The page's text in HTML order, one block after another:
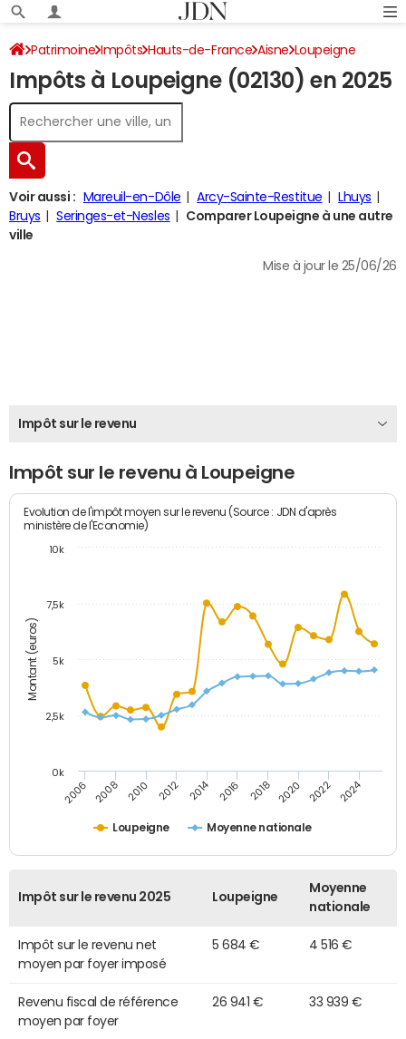
Patrimoine Impôts Hauts-de-France Aisne Loupeigne
Impôt sur le revenu
Impôts à Loupeigne (02130) en 2025
Voir aussi : Mareuil-en-Dôle Arcy-Sainte-Restitue
Lhuys
Bruys
Seringes-et-Nesles
Comparer Loupeigne à une autre
ville
Mise à jour le 25/06/26
Impôt sur le revenu
Impôt sur le revenu à Loupeigne
Montant (euros)
Evolution de l'impôt moyen sur le revenu (Source : JDN d'après
ministère de l'Economie)
Loupeigne Moyenne nationale
2006 2008 2010 2012 2014 2016 2018 2020 2022 2024
0k
2,5k
5k
7,5k
10k
Impôt sur le revenu 2025 Loupeigne
Moyenne
nationale
Impôt sur le revenu net
moyen par foyer imposé
5 684 € 4 516 €
Revenu fiscal de référence
moyen par foyer
26 941 € 33 939 €